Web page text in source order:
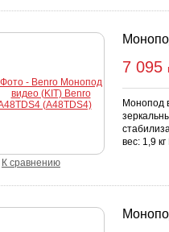
К сравнению
7 095
Монопод
вес: 1,9